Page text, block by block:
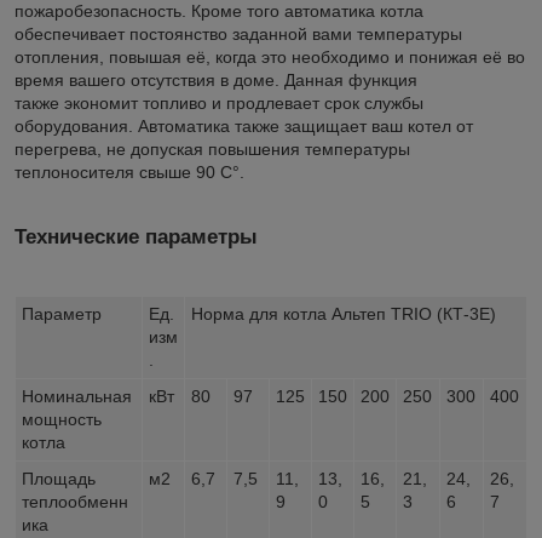
пожаробезопасность. Кроме того автоматика котла
обеспечивает постоянство заданной вами температуры
отопления, повышая её, когда это необходимо и понижая её во
время вашего отсутствия в доме. Данная функция
также экономит топливо и продлевает срок службы
оборудования. Автоматика также защищает ваш котел от
перегрева, не допуская повышения температуры
теплоносителя свыше 90 С°.
Технические параметры
Параметр
Ед.
изм
.
Норма для котла Альтеп TRIO (КТ-3Е)
Номинальная
мощность
котла
кВт 80 97 125 150 200 250 300 400
Площадь
теплообменн
ика
м2 6,7 7,5
11,
9
13,
0
16,
5
21,
3
24,
6
26,
7